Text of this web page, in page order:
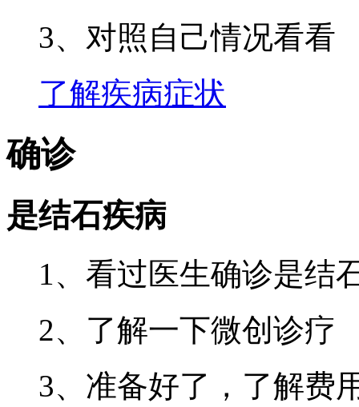
3、对照自己情况看看
了解疾病症状
确诊
是结石疾病
1、看过医生确诊是结
2、了解一下微创诊疗
3、准备好了，了解费